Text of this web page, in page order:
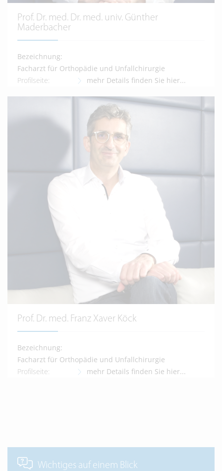
Prof. Dr. med. Dr. med. univ. Günther
Maderbacher
Bezeichnung:
Facharzt für Orthopädie und Unfallchirurgie
Profilseite:
mehr Details finden Sie hier...
Prof. Dr. med. Franz Xaver Köck
Bezeichnung:
Facharzt für Orthopädie und Unfallchirurgie
Profilseite:
mehr Details finden Sie hier...
Wichtiges auf einem Blick